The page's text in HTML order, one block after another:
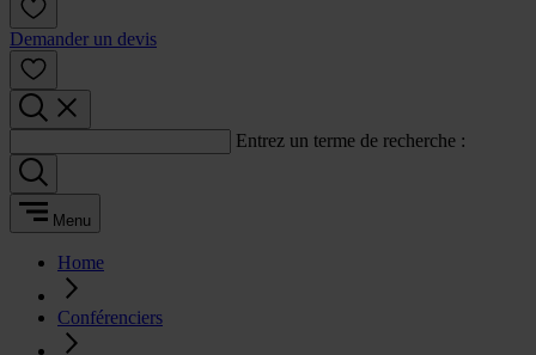
Demander un devis
Entrez un terme de recherche :
Menu
Home
Conférenciers